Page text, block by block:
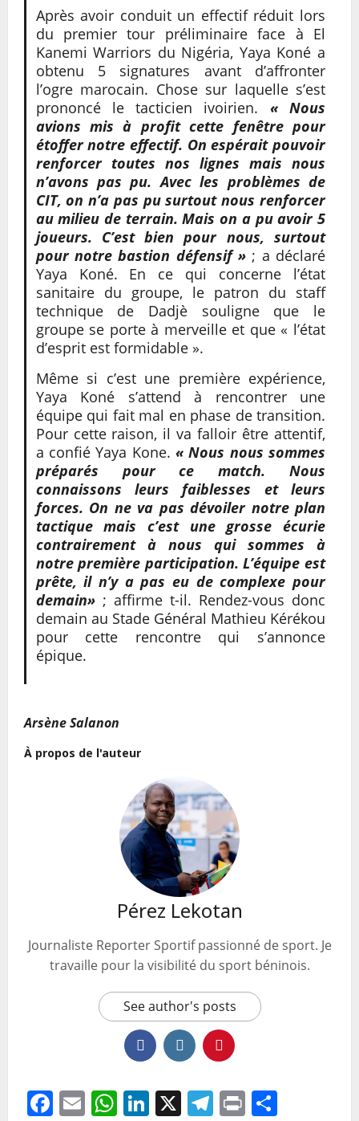
Après avoir conduit un effectif réduit lors
du premier tour préliminaire face à El
Kanemi Warriors du Nigéria, Yaya Koné a
obtenu 5 signatures avant d’affronter
l’ogre marocain. Chose sur laquelle s’est
prononcé le tacticien ivoirien. « Nous
avions mis à profit cette fenêtre pour
étoffer notre effectif. On espérait pouvoir
renforcer toutes nos lignes mais nous
n’avons pas pu. Avec les problèmes de
CIT, on n’a pas pu surtout nous renforcer
au milieu de terrain. Mais on a pu avoir 5
joueurs. C’est bien pour nous, surtout
pour notre bastion défensif » ; a déclaré
Yaya Koné. En ce qui concerne l’état
sanitaire du groupe, le patron du staff
technique de Dadjè souligne que le
groupe se porte à merveille et que « l’état
d’esprit est formidable ».
Même si c’est une première expérience,
Yaya Koné s’attend à rencontrer une
équipe qui fait mal en phase de transition.
Pour cette raison, il va falloir être attentif,
a confié Yaya Kone.« Nous nous sommes
préparés pour ce match. Nous
connaissons leurs faiblesses et leurs
forces. On ne va pas dévoiler notre plan
tactique mais c’est une grosse écurie
contrairement à nous qui sommes à
notre première participation. L’équipe est
prête, il n’y a pas eu de complexe pour
demain» ; affirme t-il. Rendez-vous donc
demain au Stade Général Mathieu Kérékou
pour cette rencontre qui s’annonce
épique.
Arsène Salanon
À propos de l'auteur
Pérez Lekotan
Journaliste Reporter Sportif passionné de sport. Je
travaille pour la visibilité du sport béninois.
See author's posts
Facebook
EmailWhatsApp
LinkedIn
X Telegram
Print